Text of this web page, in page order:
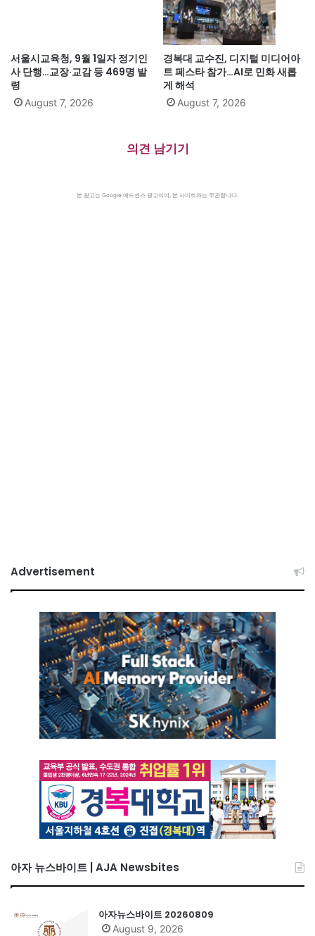
서울시교육청, 9월 1일자 정기인
사 단행…교장·교감 등 469명 발
령
August 7, 2026
경복대 교수진, 디지털 미디어아
트 페스타 참가…AI로 민화 새롭
게 해석
August 7, 2026
의견 남기기
본 광고는 Google 애드센스 광고이며, 본 사이트와는 무관합니다.
Advertisement
아자 뉴스바이트 | AJA Newsbites
아자뉴스바이트 20260809
August 9, 2026